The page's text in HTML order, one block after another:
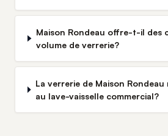
Maison Rondeau offre-t-il des
volume de verrerie?
La verrerie de Maison
au lave-vaisselle commercial?